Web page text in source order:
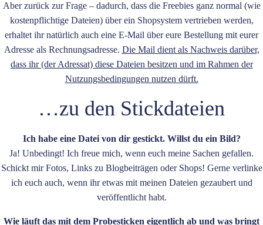
Aber zurück zur Frage – dadurch, dass die Freebies ganz normal (wie
kostenpflichtige Dateien) über ein Shopsystem vertrieben werden,
erhaltet ihr natürlich auch eine E-Mail über eure Bestellung mit eurer
Adresse als Rechnungsadresse. Die Mail dient als Nachweis darüber,
dass ihr (der Adressat) diese Dateien besitzen und im Rahmen der
Nutzungsbedingungen nutzen dürft.
…zu den Stickdateien
Ich habe eine Datei von dir gestickt. Willst du ein Bild?
Ja! Unbedingt! Ich freue mich, wenn euch meine Sachen gefallen.
Schickt mir Fotos, Links zu Blogbeiträgen oder Shops! Gerne verlinke
ich euch auch, wenn ihr etwas mit meinen Dateien gezaubert und
veröffentlicht habt.
Wie läuft das mit dem Probesticken eigentlich ab und was bringt